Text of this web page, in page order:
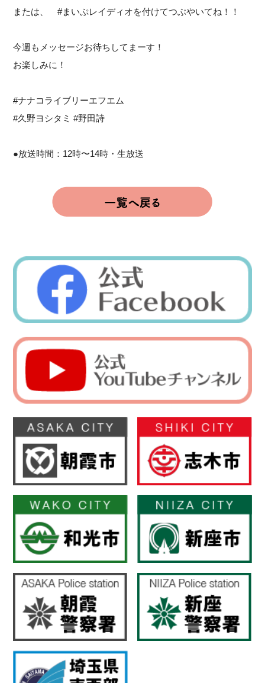
または、 #まいぷレイディオを付けてつぶやいてね！！
今週もメッセージお待ちしてまーす！
お楽しみに！
#ナナコライブリーエフエム
#久野ヨシタミ #野田詩
●放送時間：12時〜14時・生放送